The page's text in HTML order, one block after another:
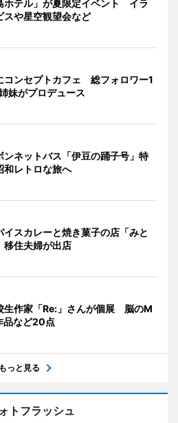
ホテル」が夏限定イベント イラ
スや星空観望会など
コンセプトカフェ 総フォロワー1
妹がプロデュース
ンネットバス「伊豆の踊子号」特
レトロな旅へ
イスカレーと焼き菓子の店「みと
住夫婦が出店
生作家「Re:」さんが個展 脳のM
品など20点
もっと見る
トフラッシュ